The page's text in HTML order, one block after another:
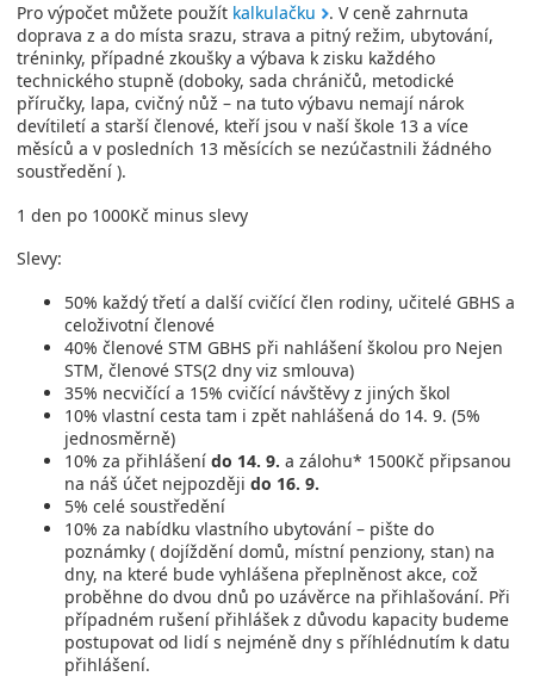
Pro výpočet můžete použít kalkulačku
. V ceně zahrnuta
doprava z a do místa srazu, strava a pitný režim, ubytování,
tréninky, případné zkoušky a výbava k zisku každého
technického stupně (doboky, sada chráničů, metodické
příručky, lapa, cvičný nůž – na tuto výbavu nemají nárok
devítiletí a starší členové, kteří jsou v naší škole 13 a více
měsíců a v posledních 13 měsících se nezúčastnili žádného
soustředění ).
1 den po 1000Kč minus slevy
Slevy:
50% každý třetí a další cvičící člen rodiny, učitelé GBHS a
celoživotní členové
40% členové STM GBHS při nahlášení školou pro Nejen
STM, členové STS(2 dny viz smlouva)
35% necvičící a 15% cvičící návštěvy z jiných škol
10% vlastní cesta tam i zpět nahlášená do 14. 9. (5%
jednosměrně)
10% za přihlášení do 14. 9. a zálohu* 1500Kč připsanou
na náš účet nejpozději do 16. 9.
5% celé soustředění
10% za nabídku vlastního ubytování – pište do
poznámky ( dojíždění domů, místní penziony, stan) na
dny, na které bude vyhlášena přeplněnost akce, což
proběhne do dvou dnů po uzávěrce na přihlašování. Při
případném rušení přihlášek z důvodu kapacity budeme
postupovat od lidí s nejméně dny s příhlédnutím k datu
přihlášení.